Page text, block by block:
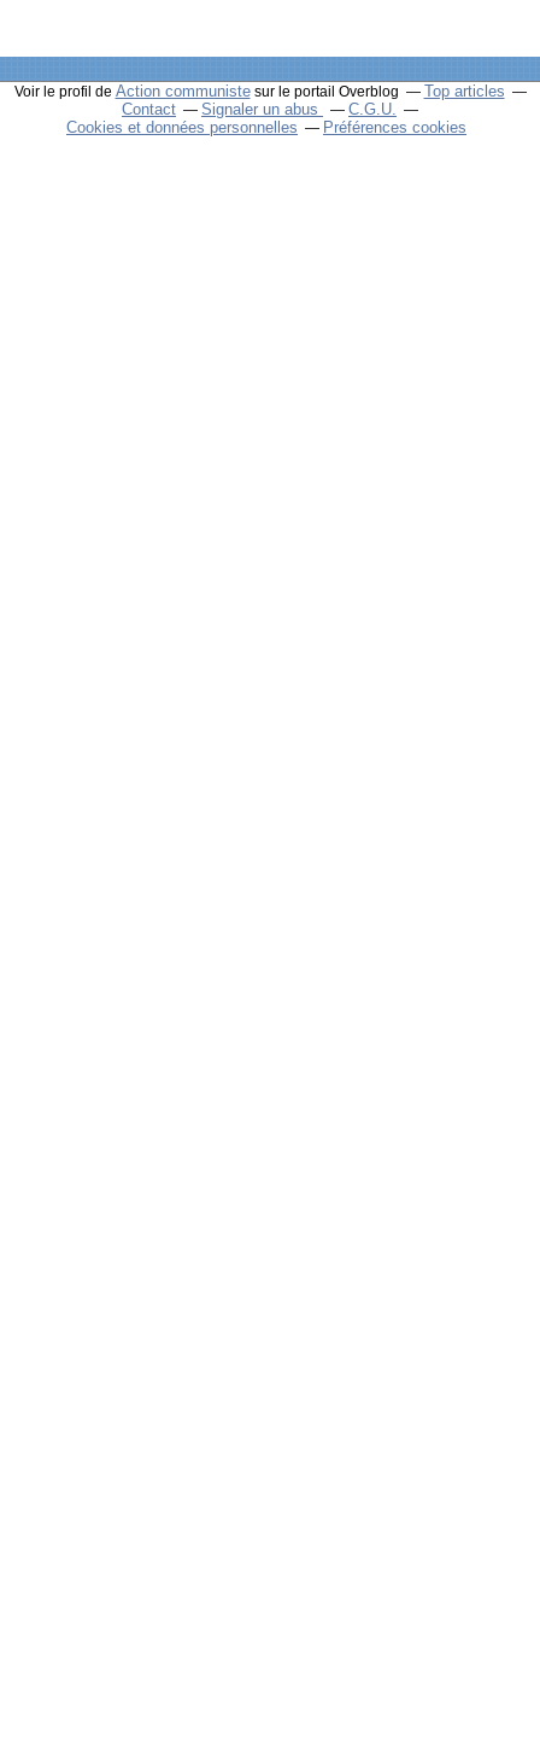
Voir le profil de Action communistesur le portail Overblog
Top articles
Contact
Signaler un abus
C.G.U.
Cookies et données personnelles
Préférences cookies